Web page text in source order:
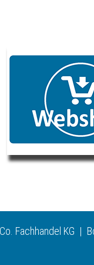
Co. Fachhandel